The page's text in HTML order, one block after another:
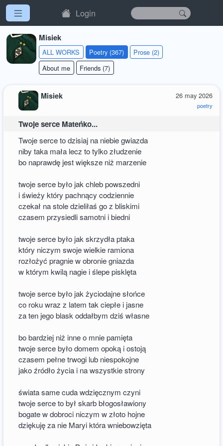
Login
Misiek
ALL WORKS Poetry (367)
Prose (2)
About me
Friends (7)
26 may 2026
poetry
Misiek
Twoje serce Mateńko...
Twoje serce to dzisiaj na niebie gwiazda
niby taka mała lecz to tylko złudzenie
bo naprawdę jest większe niż marzenie
twoje serce było jak chleb powszedni
i świeży który pachnący codziennie
czekał na stole dzieliłaś go z bliskimi
czasem przysiedli samotni i biedni
twoje serce było jak skrzydła ptaka
który niczym swoje wielkie ramiona
rozłożyć pragnie w obronie gniazda
w którym kwilą nagie i ślepe pisklęta
twoje serce było jak życiodajne słońce
co roku wraz z latem tak ciepłe i jasne
za ten jego blask oddałbym dziś własne
bo bardziej niż inne o mnie pamięta
twoje serce było domem opoką i ostoją
czasem pełne trwogi lub niespokojne
jako źródło życia i na wszystkie strony
świata same cuda wdzięcznym czyni
twoje serce to był skarb błogosławiony
bogate w dobroci niczym w złoto hojne
dziękuję za nie Maryi która wniebowzięta